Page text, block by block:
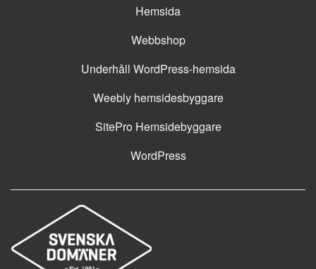
Hemsida
Webbshop
Underhåll WordPress-hemsida
Weebly hemsidesbyggare
SitePro Hemsidebyggare
WordPress